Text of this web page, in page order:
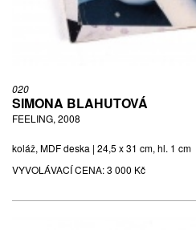
020
SIMONA BLAHUTOVÁ
FEELING, 2008
koláž, MDF deska | 24,5 x 31 cm, hl. 1 cm
VYVOLÁVACÍ CENA:3 000 Kč